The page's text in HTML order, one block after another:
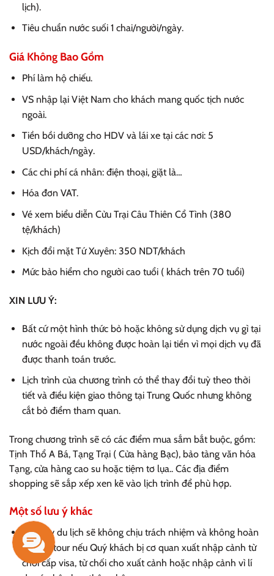
lịch).
Tiêu chuẩn nước suối 1 chai/người/ngày.
Giá Không Bao Gồm
Phí làm hộ chiếu.
VS nhập lại Việt Nam cho khách mang quốc tịch nước
ngoài.
Tiền bồi dưỡng cho HDV và lái xe tại các nơi: 5
USD/khách/ngày.
Các chi phí cá nhân: điện thoại, giặt là…
Hóa đơn VAT.
Vé xem biểu diễn Cửu Trại Câu Thiên Cổ Tình (380
tệ/khách)
Kịch đổi mặt Tứ Xuyên: 350 NDT/khách
Mức bảo hiểm cho người cao tuổi ( khách trên 70 tuổi)
XIN LƯU Ý:
Bất cứ một hình thức bỏ hoặc không sử dụng dịch vụ gì tại
nước ngoài đều không được hoàn lại tiền vì mọi dịch vụ đã
được thanh toán trước.
Lịch trình của chương trình có thể thay đổi tuỳ theo thời
tiết và điều kiện giao thông tại Trung Quốc nhưng không
cắt bỏ điểm tham quan.
Trong chương trình sẽ có các điểm mua sắm bắt buộc, gồm:
Tịnh Thổ A Bá, Tạng Trại ( Cửa hàng Bạc), bảo tàng văn hóa
Tạng, cửa hàng cao su hoặc tiệm tơ lụa.. Các địa điểm
shopping sẽ sắp xếp xen kẽ vào lịch trình để phù hợp.
Một số lưu ý khác
Công ty du lịch sẽ không chịu trách nhiệm và không hoàn
trả tiền tour nếu Quý khách bị cơ quan xuất nhập cảnh từ
chối cấp visa, từ chối cho xuất cảnh hoặc nhập cảnh vì lí